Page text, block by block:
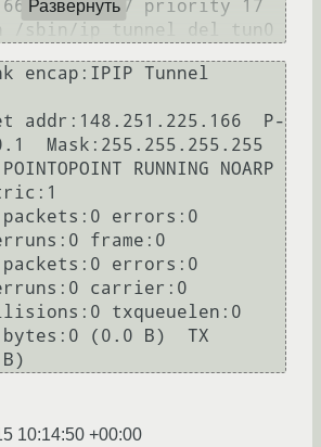
lookup 17 priority 17
Развернуть
Tunnel
Mask:255.255.255.255
frame:0
carrier:0
10:14:50 +00:00